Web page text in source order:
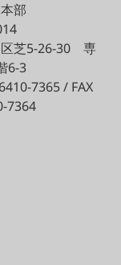
部
芝5-26-30 専
6-3
7365 / FAX
7364